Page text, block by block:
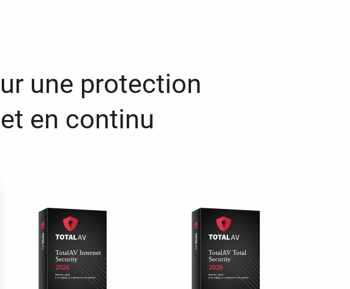
une protection
en continu